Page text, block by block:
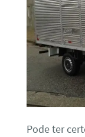
Pode ter